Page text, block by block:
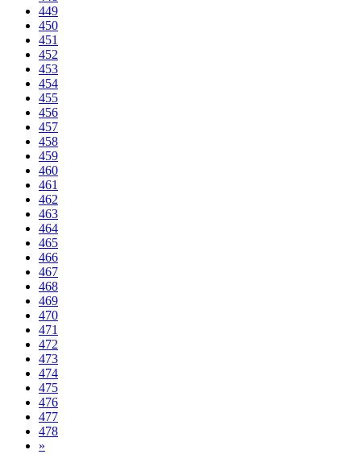
449
450
451
452
453
454
455
456
457
458
459
460
461
462
463
464
465
466
467
468
469
470
471
472
473
474
475
476
477
478
»